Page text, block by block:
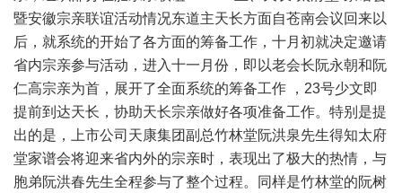
暨安徽宗亲联谊活动情况东道主天长方面自苍南会议回来以
后，就系统的开始了各方面的筹备工作，十月初就决定邀请
省内宗亲参与活动，进入十一月份，即以老会长阮永朝和阮
仁高宗亲为首，展开了全面系统的筹备工作 ，23号少文即
提前到达天长，协助天长宗亲做好各项准备工作。特别是提
出的是，上市公司天康集团副总竹林堂阮洪泉先生得知太府
堂家谱会将迎来省内外的宗亲时，表现出了极大的热情，与
胞弟阮洪春先生全程参与了整个过程。同样是竹林堂的阮树